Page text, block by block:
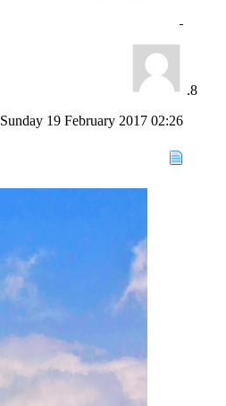
Sunday 19 February 2017 02:26